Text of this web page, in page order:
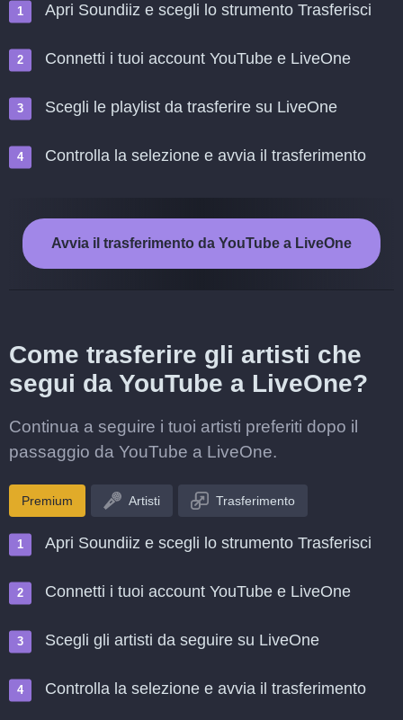
Apri Soundiiz e scegli lo strumento Trasferisci
Connetti i tuoi account YouTube e LiveOne
Scegli le playlist da trasferire su LiveOne
Controlla la selezione e avvia il trasferimento
Avvia il trasferimento da YouTube a LiveOne
Come trasferire gli artisti che
segui da YouTube a LiveOne?
Continua a seguire i tuoi artisti preferiti dopo il
passaggio da YouTube a LiveOne.
Premium Artisti Trasferimento
Apri Soundiiz e scegli lo strumento Trasferisci
Connetti i tuoi account YouTube e LiveOne
Scegli gli artisti da seguire su LiveOne
Controlla la selezione e avvia il trasferimento